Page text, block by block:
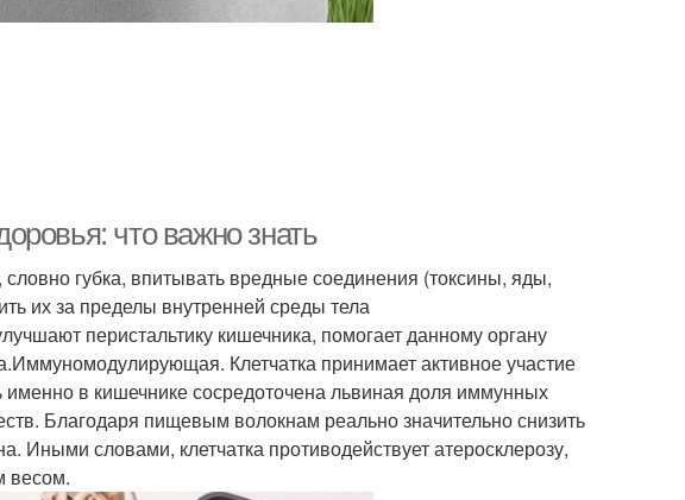
что важно знать
губка, впитывать вредные соединения (токсины, яды,
их за пределы внутренней среды тела
перистальтику кишечника, помогает данному органу
Клетчатка принимает активное участие
в кишечнике сосредоточена львиная доля иммунных
Благодаря пищевым волокнам реально значительно снизить
Иными словами, клетчатка противодействует атеросклерозу,
весом.